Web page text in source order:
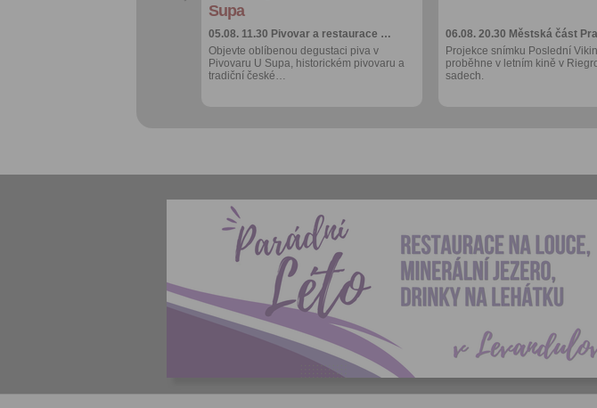
Supa
05.08. 11.30 Pivovar a restaurace …
Objevte oblíbenou degustaci piva v
Pivovaru U Supa, historickém pivovaru a
tradiční české…
06.08. 20.30 Městská část
Projekce snímku Poslední
proběhne v letním kině v
sadech.